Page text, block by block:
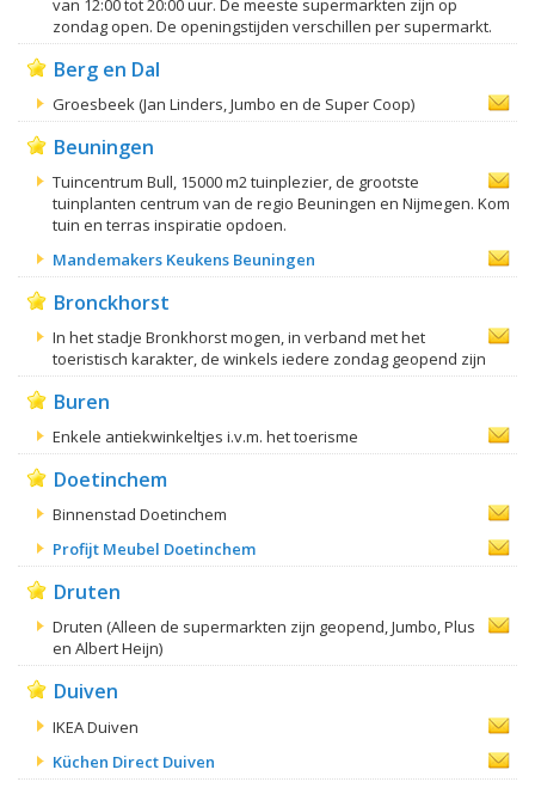
van 12:00 tot 20:00 uur. De meeste supermarkten zijn op
zondag open. De openingstijden verschillen per supermarkt.
Berg en Dal
Groesbeek (Jan Linders, Jumbo en de Super Coop)
Beuningen
Tuincentrum Bull, 15000 m2 tuinplezier, de grootste
tuinplanten centrum van de regio Beuningen en Nijmegen. Kom
tuin en terras inspiratie opdoen.
Mandemakers Keukens Beuningen
Bronckhorst
In het stadje Bronkhorst mogen, in verband met het
toeristisch karakter, de winkels iedere zondag geopend zijn
Buren
Enkele antiekwinkeltjes i.v.m. het toerisme
Doetinchem
Binnenstad Doetinchem
Profijt Meubel Doetinchem
Druten
Druten (Alleen de supermarkten zijn geopend, Jumbo, Plus
en Albert Heijn)
Duiven
IKEA Duiven
Küchen Direct Duiven